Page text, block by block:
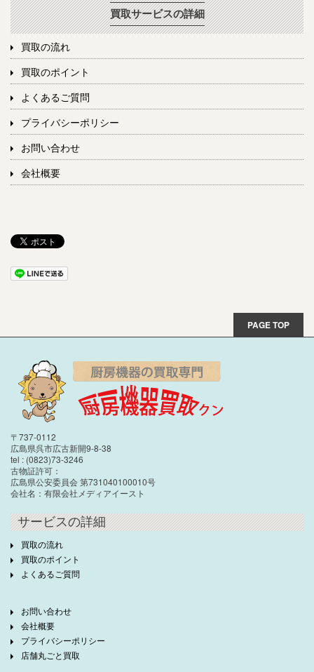
買取サービスの詳細
買取の流れ
買取のポイント
よくあるご質問
プライバシーポリシー
お問い合わせ
会社概要
PAGE TOP
〒737-0112
広島県呉市広古新開9-8-38
tel : (0823)73-3246
古物証許可：
広島県公安委員会 第731040100010号
会社名：有限会社メディアイースト
サービスの詳細
買取の流れ
買取のポイント
よくあるご質問
お問い合わせ
会社概要
プライバシーポリシー
店舗丸ごと買取